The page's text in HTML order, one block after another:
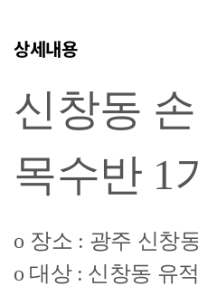
상세내용
신창동
목수반 1
o 장소 : 광주 신창
o 대상 : 신창동 유